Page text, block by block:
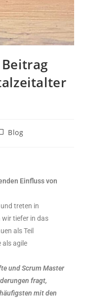
Blog
Einfluss von
treten in
wir tiefer in das
als Teil
als agile
und Scrum Master
fragt,
mit den